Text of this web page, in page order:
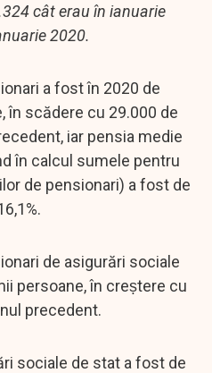
cât erau în ianuarie
2020.
a fost în 2020 de
în scădere cu 29.000 de
iar pensia medie
în calcul sumele pentru
de pensionari) a fost de
de asigurări sociale
persoane, în creṣtere cu
precedent.
sociale de stat a fost de